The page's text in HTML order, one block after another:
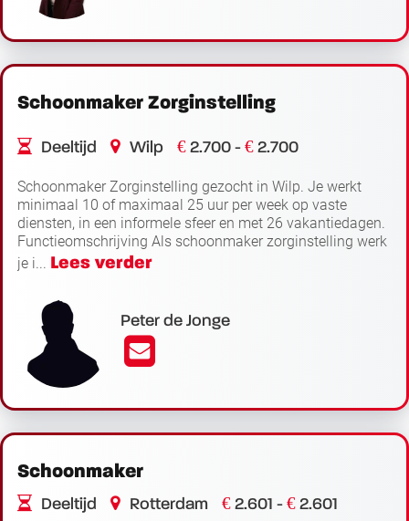
Schoonmaker Zorginstelling
Deeltijd Wilp € 2.700 - € 2.700
Schoonmaker Zorginstelling gezocht in Wilp. Je werkt
minimaal 10 of maximaal 25 uur per week op vaste
diensten, in een informele sfeer en met 26 vakantiedagen.
Functieomschrijving Als schoonmaker zorginstelling werk
je i... Lees verder
Peter de Jonge
Schoonmaker
Deeltijd Rotterdam € 2.601 - € 2.601